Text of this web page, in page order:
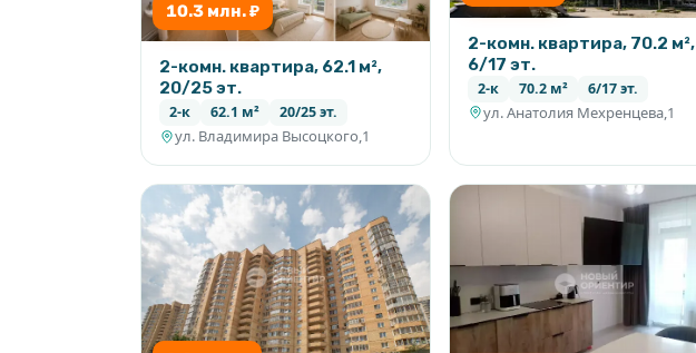
10.3 млн. ₽
2-комн. квартира, 62.1 м²,
20/25 эт.
2-к 62.1 м² 20/25 эт.
ул. Владимира Высоцкого,1
2-комн. квартира, 70.2 м²,
6/17 эт.
2-к 70.2 м² 6/17 эт.
ул. Анатолия Мехренцева,1